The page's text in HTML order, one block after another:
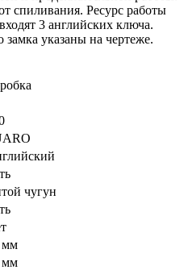
спиливания. Ресурс работы
3 английских ключа.
указаны на чертеже.
чугун
мм
мм